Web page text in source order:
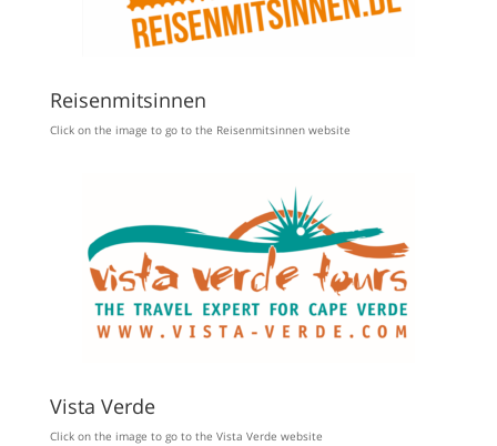
Reisenmitsinnen
Click on the image to go to the Reisenmitsinnen website
Vista Verde
Click on the image to go to the Vista Verde website